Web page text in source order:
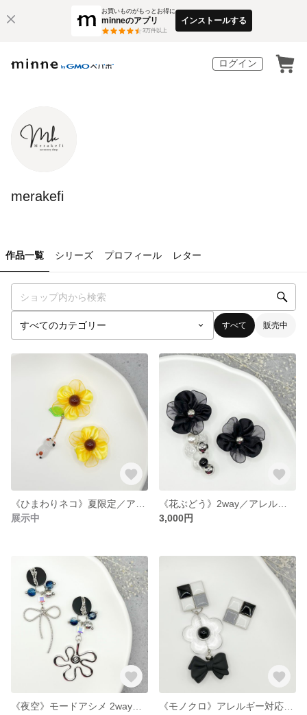
お買いものがもっとお得に
minneのアプリ
3万件以上
インストールする
ログイン
merakefi
作品一覧 シリーズ プロフィール レター
すべて 販売中
展示中
3,000円